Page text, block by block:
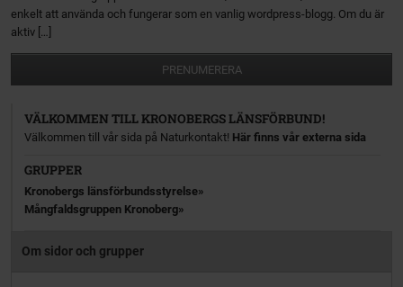
enkelt att använda och fungerar som en vanlig wordpress-blogg. Om du är
aktiv […]
PRENUMERERA
VÄLKOMMEN TILL KRONOBERGS LÄNSFÖRBUND!
Välkommen till vår sida på Naturkontakt! Här finns vår externa sida
GRUPPER
Kronobergs länsförbundsstyrelse
Mångfaldsgruppen Kronoberg
Om sidor och grupper